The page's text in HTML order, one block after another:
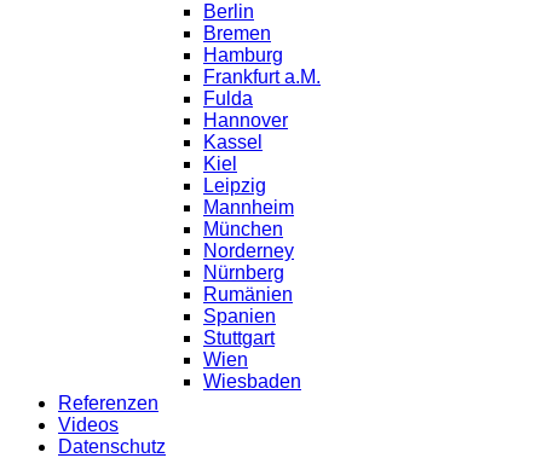
Berlin
Bremen
Hamburg
Frankfurt a.M.
Fulda
Hannover
Kassel
Kiel
Leipzig
Mannheim
München
Norderney
Nürnberg
Rumänien
Spanien
Stuttgart
Wien
Wiesbaden
Referenzen
Videos
Datenschutz